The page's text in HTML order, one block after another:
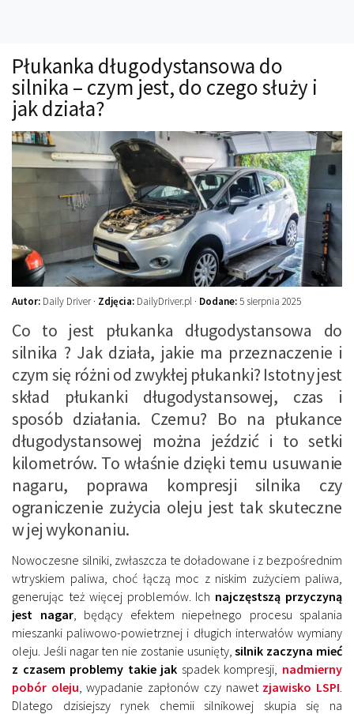
Technika jazdy
Oświetlenie
Kalkulatory
Przelicznik mocy
Auto z niemiec
Płukanka długodystansowa do
silnika – czym jest, do czego służy i
jak działa?
Autor: Daily Driver · Zdjęcia: DailyDriver.pl · Dodane:5 sierpnia 2025
Co to jest płukanka długodystansowa do
silnika ? Jak działa, jakie ma przeznaczenie i
czym się różni od zwykłej płukanki? Istotny jest
skład płukanki długodystansowej, czas i
sposób działania. Czemu? Bo na płukance
długodystansowej można jeździć i to setki
kilometrów. To właśnie dzięki temu usuwanie
nagaru, poprawa kompresji silnika czy
ograniczenie zużycia oleju jest tak skuteczne
w jej wykonaniu.
Nowoczesne silniki, zwłaszcza te doładowane i z bezpośrednim
wtryskiem paliwa, choć łączą moc z niskim zużyciem paliwa,
generując też więcej problemów. Ich najczęstszą przyczyną
jest nagar, będący efektem niepełnego procesu spalania
mieszanki paliwowo-powietrznej i długich interwałów wymiany
oleju. Jeśli nagar ten nie zostanie usunięty,silnik zaczyna mieć
z czasem problemy takie jak spadek kompresji, nadmierny
pobór oleju , wypadanie zapłonów czy nawet zjawisko LSPI
Dlatego dzisiejszy rynek chemii silnikowej skupia się na